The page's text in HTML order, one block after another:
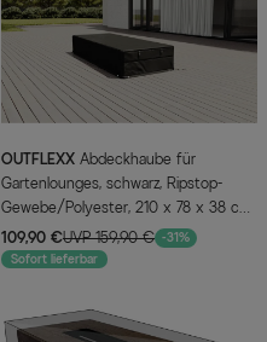
OUTFLEXX
Gartenlounges, schwarz, Ripstop-
Gewebe/Polyester, 210 x 78 x 38 cm,
wasserabweisend, UV-Schutz
109,90 €UVP 159,90 € -31%
Sofort lieferbar